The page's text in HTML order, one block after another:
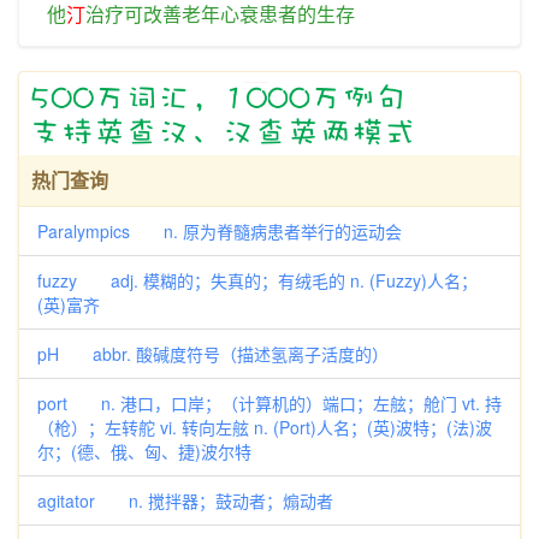
他汀治疗可改善老年心衰患者的生存
热门查询
Paralympics n. 原为脊髓病患者举行的运动会
fuzzy adj. 模糊的；失真的；有绒毛的 n. (Fuzzy)人名；
(英)富齐
pH abbr. 酸碱度符号（描述氢离子活度的）
port n. 港口，口岸；（计算机的）端口；左舷；舱门 vt. 持
（枪）；左转舵 vi. 转向左舷 n. (Port)人名；(英)波特；(法)波
尔；(德、俄、匈、捷)波尔特
agitator n. 搅拌器；鼓动者；煽动者